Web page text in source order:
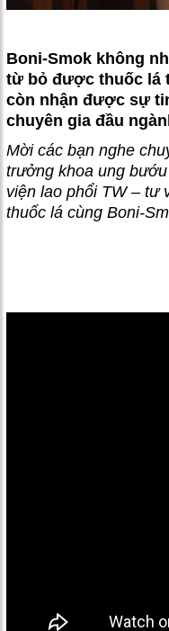
Boni-Smok không
từ bỏ được thuốc lá
còn nhận được sự
chuyên gia đầu
Mời các bạn nghe
trưởng khoa ung
viện lao phổi TW – tư
thuốc lá cùng Boni-